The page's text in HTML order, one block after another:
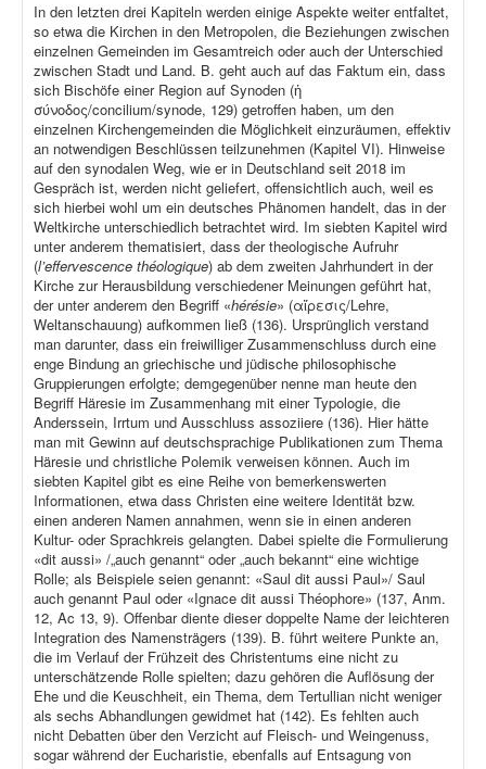
In den letzten drei Kapiteln werden einige Aspekte weiter entfaltet,
so etwa die Kirchen in den Metropolen, die Beziehungen zwischen
einzelnen Gemeinden im Gesamtreich oder auch der Unterschied
zwischen Stadt und Land. B. geht auch auf das Faktum ein, dass
sich Bischöfe einer Region auf Synoden (ἡ
σύνοδος/concilium/synode, 129) getroffen haben, um den
einzelnen Kirchengemeinden die Möglichkeit einzuräumen, effektiv
an notwendigen Beschlüssen teilzunehmen (Kapitel VI). Hinweise
auf den synodalen Weg, wie er in Deutschland seit 2018 im
Gespräch ist, werden nicht geliefert, offensichtlich auch, weil es
sich hierbei wohl um ein deutsches Phänomen handelt, das in der
Weltkirche unterschiedlich betrachtet wird. Im siebten Kapitel wird
unter anderem thematisiert, dass der theologische Aufruhr
(l’effervescence théologique) ab dem zweiten Jahrhundert in der
Kirche zur Herausbildung verschiedener Meinungen geführt hat,
der unter anderem den Begriff «hérésie» (αἵρεσις/Lehre,
Weltanschauung) aufkommen ließ (136). Ursprünglich verstand
man darunter, dass ein freiwilliger Zusammenschluss durch eine
enge Bindung an griechische und jüdische philosophische
Gruppierungen erfolgte; demgegenüber nenne man heute den
Begriff Häresie im Zusammenhang mit einer Typologie, die
Anderssein, Irrtum und Ausschluss assoziiere (136). Hier hätte
man mit Gewinn auf deutschsprachige Publikationen zum Thema
Häresie und christliche Polemik verweisen können. Auch im
siebten Kapitel gibt es eine Reihe von bemerkenswerten
Informationen, etwa dass Christen eine weitere Identität bzw.
einen anderen Namen annahmen, wenn sie in einen anderen
Kultur- oder Sprachkreis gelangten. Dabei spielte die Formulierung
«dit aussi» /„auch genannt“ oder „auch bekannt“ eine wichtige
Rolle; als Beispiele seien genannt: «Saul dit aussi Paul»/ Saul
auch genannt Paul oder «Ignace dit aussi Théophore» (137, Anm.
12, Ac 13, 9). Offenbar diente dieser doppelte Name der leichteren
Integration des Namensträgers (139). B. führt weitere Punkte an,
die im Verlauf der Frühzeit des Christentums eine nicht zu
unterschätzende Rolle spielten; dazu gehören die Auflösung der
Ehe und die Keuschheit, ein Thema, dem Tertullian nicht weniger
als sechs Abhandlungen gewidmet hat (142). Es fehlten auch
nicht Debatten über den Verzicht auf Fleisch- und Weingenuss,
sogar während der Eucharistie, ebenfalls auf Entsagung von